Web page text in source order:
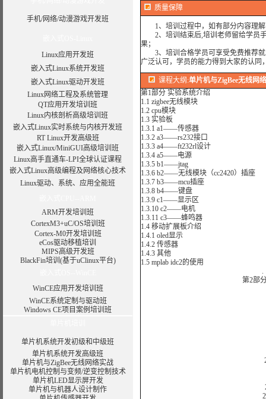
手机/网络/动漫游戏开发班
Linux应用开发班
嵌入式Linux系统开发班
嵌入式Linux驱动开发班
Linux网络工程及系统管理
QT应用开发培训班
Linux内核剖析高级培训班
嵌入式Linux实时系统与内核开发班
RT Linux开发高级班
嵌入式Linux/MiniGUI高级培训班
Linux高手直通车-LPI全球认证课程
嵌入式Linux高级编程及网络核心技术
Linux驱动、系统、应用全能班
ARM开发培训班
CortexM3+uC/OS培训班
Cortex-M0开发培训班
eCos驱动移植培训
MIPS高级开发班
BlackFin培训(基于uClinux平台)
WinCE应用开发培训班
WinCE系统定制与驱动班
Windows CE项目案例培训班
单片机系统开发初级和中级班
单片机系统开发高级班
单片机与ZigBee无线网络实战
单片机电机控制与变频/逆变控制技术
单片机LED显示屏开发
单片机与机器人设计制作
质量保障
1、培训过程中，如有部分内容理解
2、培训结束后,培训老师留给学员手
果；
3、培训合格学员可享受免费推荐就
广泛认可，学员的能力得到大家的认同
课程大纲 :单片机与ZigBee无线网
第1部分 实验系统介绍
1.1 zigbee无线模块
1.2 cpu模块
1.3 实验板
1.3.1 a1——传感器
1.3.2 a3——rs232接口
1.3.3 a4——ft232rl设计
1.3.4 a5——电源
1.3.5 b1——jtag
1.3.6 b2——无线模块（cc2420）插座
1.3.7 b3——mcu插座
1.3.8 b4——键盘
1.3.9 c1——显示区
1.3.10 c2——电机
1.3.11 c3——蜂鸣器
1.4 移动扩展板介绍
1.4.1 oled显示
1.4.2 传感器
1.4.3 其他
1.5 mplab idc2的使用
.
第2部